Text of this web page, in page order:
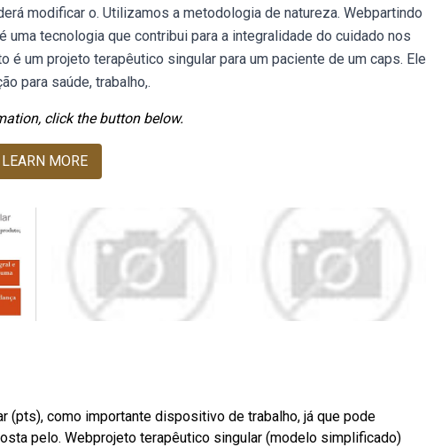
modificar o. Utilizamos a metodologia de natureza. Webpartindo
tecnologia que contribui para a integralidade do cuidado nos
é um projeto terapêutico singular para um paciente de um caps. Ele
para saúde, trabalho,.
click the button below.
LEARN MORE
(pts), como importante dispositivo de trabalho, já que pode
pelo. Webprojeto terapêutico singular (modelo simplificado)